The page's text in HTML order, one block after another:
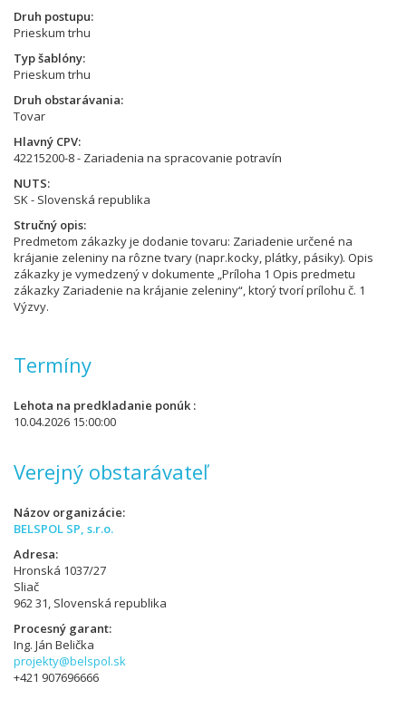
Druh postupu
Prieskum trhu
Typ šablóny
Prieskum trhu
Druh obstarávania
Tovar
Hlavný CPV
42215200-8 - Zariadenia na spracovanie potravín
NUTS
SK - Slovenská republika
Stručný opis
Predmetom zákazky je dodanie tovaru: Zariadenie určené na
krájanie zeleniny na rôzne tvary (napr.kocky, plátky, pásiky). Opis
zákazky je vymedzený v dokumente „Príloha 1 Opis predmetu
zákazky Zariadenie na krájanie zeleniny“, ktorý tvorí prílohu č. 1
Výzvy.
Termíny
Lehota na predkladanie ponúk
10.04.2026 15:00:00
Verejný obstarávateľ
Názov organizácie
BELSPOL SP, s.r.o.
Adresa
Hronská 1037/27
Sliač
962 31, Slovenská republika
Procesný garant
Ing. Ján Belička
projekty@belspol.sk
+421 907696666